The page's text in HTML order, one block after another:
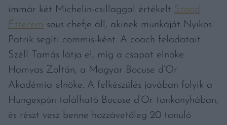
immár két Michelin-csillaggal értékelt Stand
Étterem sous chefje áll, akinek munkáját Nyikos
Patrik segíti commis-ként. A coach feladatait
Széll Tamás látja el, míg a csapat elnöke
Hamvas Zoltán, a Magyar Bocuse d’Or
Akadémia elnöke. A felkészülés javában folyik a
Hungexpón található Bocuse d’Or tankonyhában,
és részt vesz benne hozzávetőleg 20 tanuló